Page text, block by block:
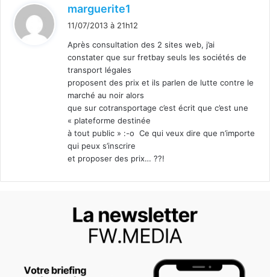
marguerite1
i
:
11/07/2013 à 21h12
Après consultation des 2 sites web, j’ai
constater que sur fretbay seuls les sociétés de
transport légales
proposent des prix et ils parlen de lutte contre le
marché au noir alors
que sur cotransportage c’est écrit que c’est une
« plateforme destinée
à tout public » :-o Ce qui veux dire que n’importe
qui peux s’inscrire
et proposer des prix… ??!